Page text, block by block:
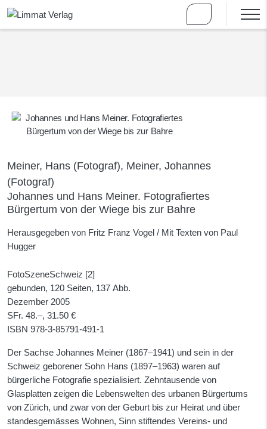
Meiner, Hans (Fotograf), Meiner, Johannes
(Fotograf)
Johannes und Hans Meiner. Fotografiertes
Bürgertum von der Wiege bis zur Bahre
Herausgegeben von Fritz Franz Vogel / Mit Texten von Paul
Hugger
FotoSzeneSchweiz [2]
gebunden, 120 Seiten, 137 Abb.
Dezember 2005
SFr. 48.–, 31.50 €
ISBN 978-3-85791-491-1
Der Sachse Johannes Meiner (1867–1941) und sein in der
Schweiz geborener Sohn Hans (1897–1963) waren auf
bürgerliche Fotografie spezialisiert. Zehntausende von
Glasplatten zeigen die Lebenswelten des urbanen Bürgertums
von Zürich, und zwar von der Geburt bis zur Heirat und über
standesgemässes Wohnen, Sinn stiftendes Vereins- und